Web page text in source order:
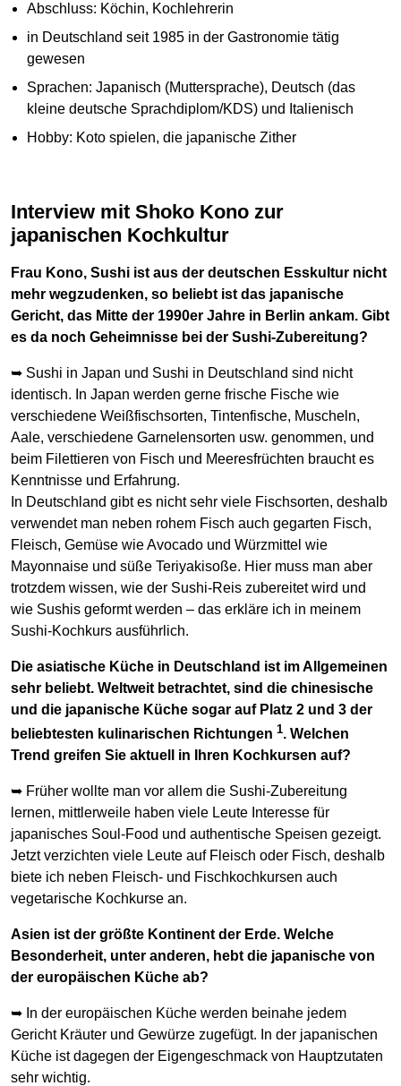
Abschluss: Köchin, Kochlehrerin
in Deutschland seit 1985 in der Gastronomie tätig
gewesen
Sprachen: Japanisch (Muttersprache), Deutsch (das
kleine deutsche Sprachdiplom/KDS) und Italienisch
Hobby: Koto spielen, die japanische Zither
Interview mit Shoko Kono zur
japanischen Kochkultur
Frau Kono, Sushi ist aus der deutschen Esskultur nicht
mehr wegzudenken, so beliebt ist das japanische
Gericht, das Mitte der 1990er Jahre in Berlin ankam. Gibt
es da noch Geheimnisse bei der Sushi-Zubereitung?
➥ Sushi in Japan und Sushi in Deutschland sind nicht
identisch. In Japan werden gerne frische Fische wie
verschiedene Weißfischsorten, Tintenfische, Muscheln,
Aale, verschiedene Garnelensorten usw. genommen, und
beim Filettieren von Fisch und Meeresfrüchten braucht es
Kenntnisse und Erfahrung.
In Deutschland gibt es nicht sehr viele Fischsorten, deshalb
verwendet man neben rohem Fisch auch gegarten Fisch,
Fleisch, Gemüse wie Avocado und Würzmittel wie
Mayonnaise und süße Teriyakisoße. Hier muss man aber
trotzdem wissen, wie der Sushi-Reis zubereitet wird und
wie Sushis geformt werden – das erkläre ich in meinem
Sushi-Kochkurs ausführlich.
Die asiatische Küche in Deutschland ist im Allgemeinen
sehr beliebt. Weltweit betrachtet, sind die chinesische
und die japanische Küche sogar auf Platz 2 und 3 der
beliebtesten kulinarischen Richtungen 1. Welchen
Trend greifen Sie aktuell in Ihren Kochkursen auf?
➥ Früher wollte man vor allem die Sushi-Zubereitung
lernen, mittlerweile haben viele Leute Interesse für
japanisches Soul-Food und authentische Speisen gezeigt.
Jetzt verzichten viele Leute auf Fleisch oder Fisch, deshalb
biete ich neben Fleisch- und Fischkochkursen auch
vegetarische Kochkurse an.
Asien ist der größte Kontinent der Erde. Welche
Besonderheit, unter anderen, hebt die japanische von
der europäischen Küche ab?
➥ In der europäischen Küche werden beinahe jedem
Gericht Kräuter und Gewürze zugefügt. In der japanischen
Küche ist dagegen der Eigengeschmack von Hauptzutaten
sehr wichtig.